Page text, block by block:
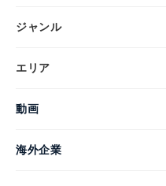
ジャンル
エリア
動画
海外企業